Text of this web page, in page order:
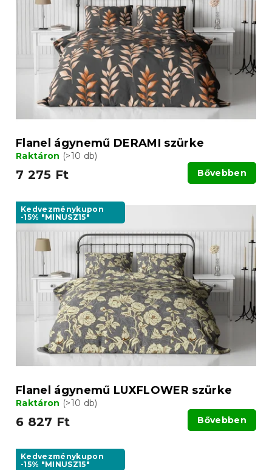
Flanel ágynemű DERAMI szürke
Raktáron (>10 db)
7 275 Ft Bővebben
Kedvezménykupon
-15% "MINUSZ15"
Flanel ágynemű LUXFLOWER szürke
Raktáron (>10 db)
6 827 Ft Bővebben
Kedvezménykupon
-15% "MINUSZ15"